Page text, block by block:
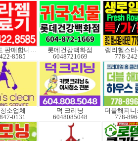
V3중고도 판매합니다.
8585
롯데건강백화점
6048721669
랭리헬스
778-
소업체
0131
덕 크리닝
6048085048
더블해피
778-